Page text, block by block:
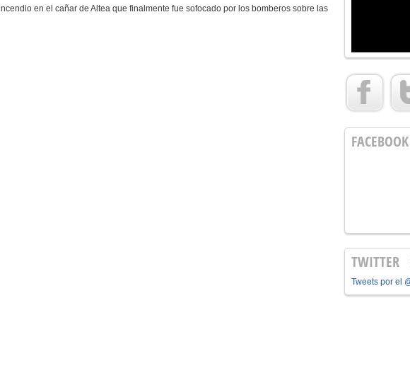
en el cañar de Altea que finalmente fue sofocado por los bomberos sobre las
FACEBOOK
TWITTER
Tweets por el